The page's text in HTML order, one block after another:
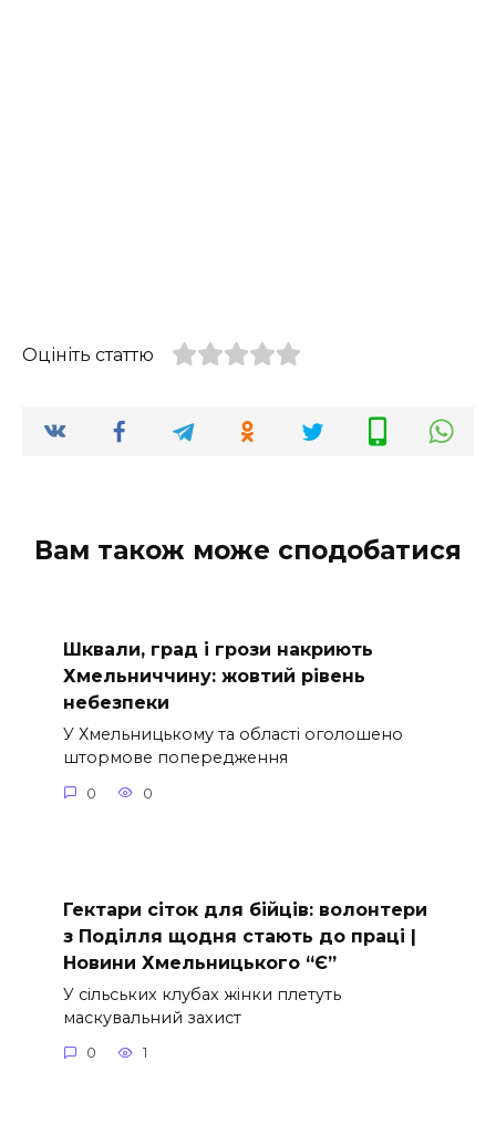
Оцініть статтю
Вам також може сподобатися
Шквали, град і грози накриють
Хмельниччину: жовтий рівень
небезпеки
У Хмельницькому та області оголошено
штормове попередження
0 0
Гектари сіток для бійців: волонтери
з Поділля щодня стають до праці |
Новини Хмельницького “Є”
У сільських клубах жінки плетуть
маскувальний захист
0 1